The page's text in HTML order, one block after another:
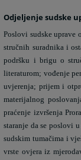
Odjeljenje sudske
Poslovi sudske uprave
stručnih suradnika i
podršku i brigu o
literaturom; vođenje
uvjerenja; prijem i
materijalnog
praćenje izvršenja
staranje da se poslovi
sudskim tumačima i
vrste ovjera iz